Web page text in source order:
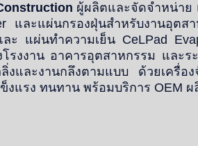
ผู้ผลิตและจัดจำหน่าย
และแผ่นกรองฝุ่นสำหรับงานอุตส
ะ แผ่นทำความเย็น CeLPad
รงงาน อาคารอุตสาหกรรม และ
งและงานกลึงตามแบบ ด้วยเครื่
งแรง ทนทาน พร้อมบริการ OEM